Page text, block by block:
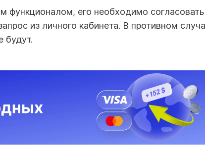
функционалом, его необходимо
из личного кабинета. В противном
будут.